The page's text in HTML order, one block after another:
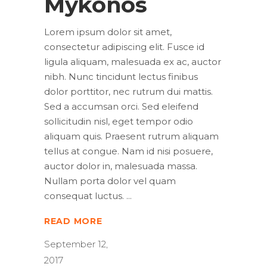
Lorem ipsum dolor sit amet,
consectetur adipiscing elit. Fusce id
ligula aliquam, malesuada ex ac, auctor
nibh. Nunc tincidunt lectus finibus
dolor porttitor, nec rutrum dui mattis.
Sed a accumsan orci. Sed eleifend
sollicitudin nisl, eget tempor odio
aliquam quis. Praesent rutrum aliquam
tellus at congue. Nam id nisi posuere,
auctor dolor in, malesuada massa.
Nullam porta dolor vel quam
consequat luctus.
READ MORE
September 12,
2017